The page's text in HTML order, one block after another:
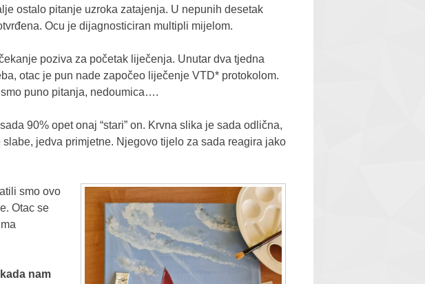
ostalo pitanje uzroka zatajenja. U nepunih desetak
Ocu je dijagnosticiran multipli mijelom.
poziva za početak liječenja. Unutar dva tjedna
otac je pun nade započeo liječenje VTD* protokolom.
puno pitanja, nedoumica….
90% opet onaj “stari” on. Krvna slika je sada odlična,
jedva primjetne. Njegovo tijelo za sada reagira jako
smo ovo
Otac se
nam